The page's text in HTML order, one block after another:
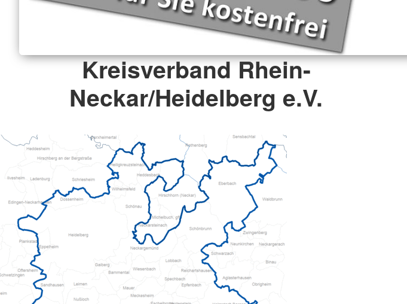
Kreisverband Rhein-
Neckar/Heidelberg e.V.